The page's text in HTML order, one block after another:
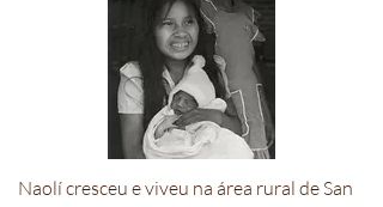
Naolí cresceu e viveu na área rural de San